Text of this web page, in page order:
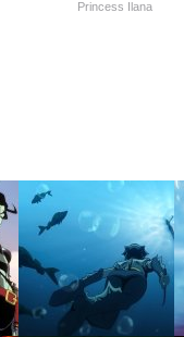
Princess Ilana